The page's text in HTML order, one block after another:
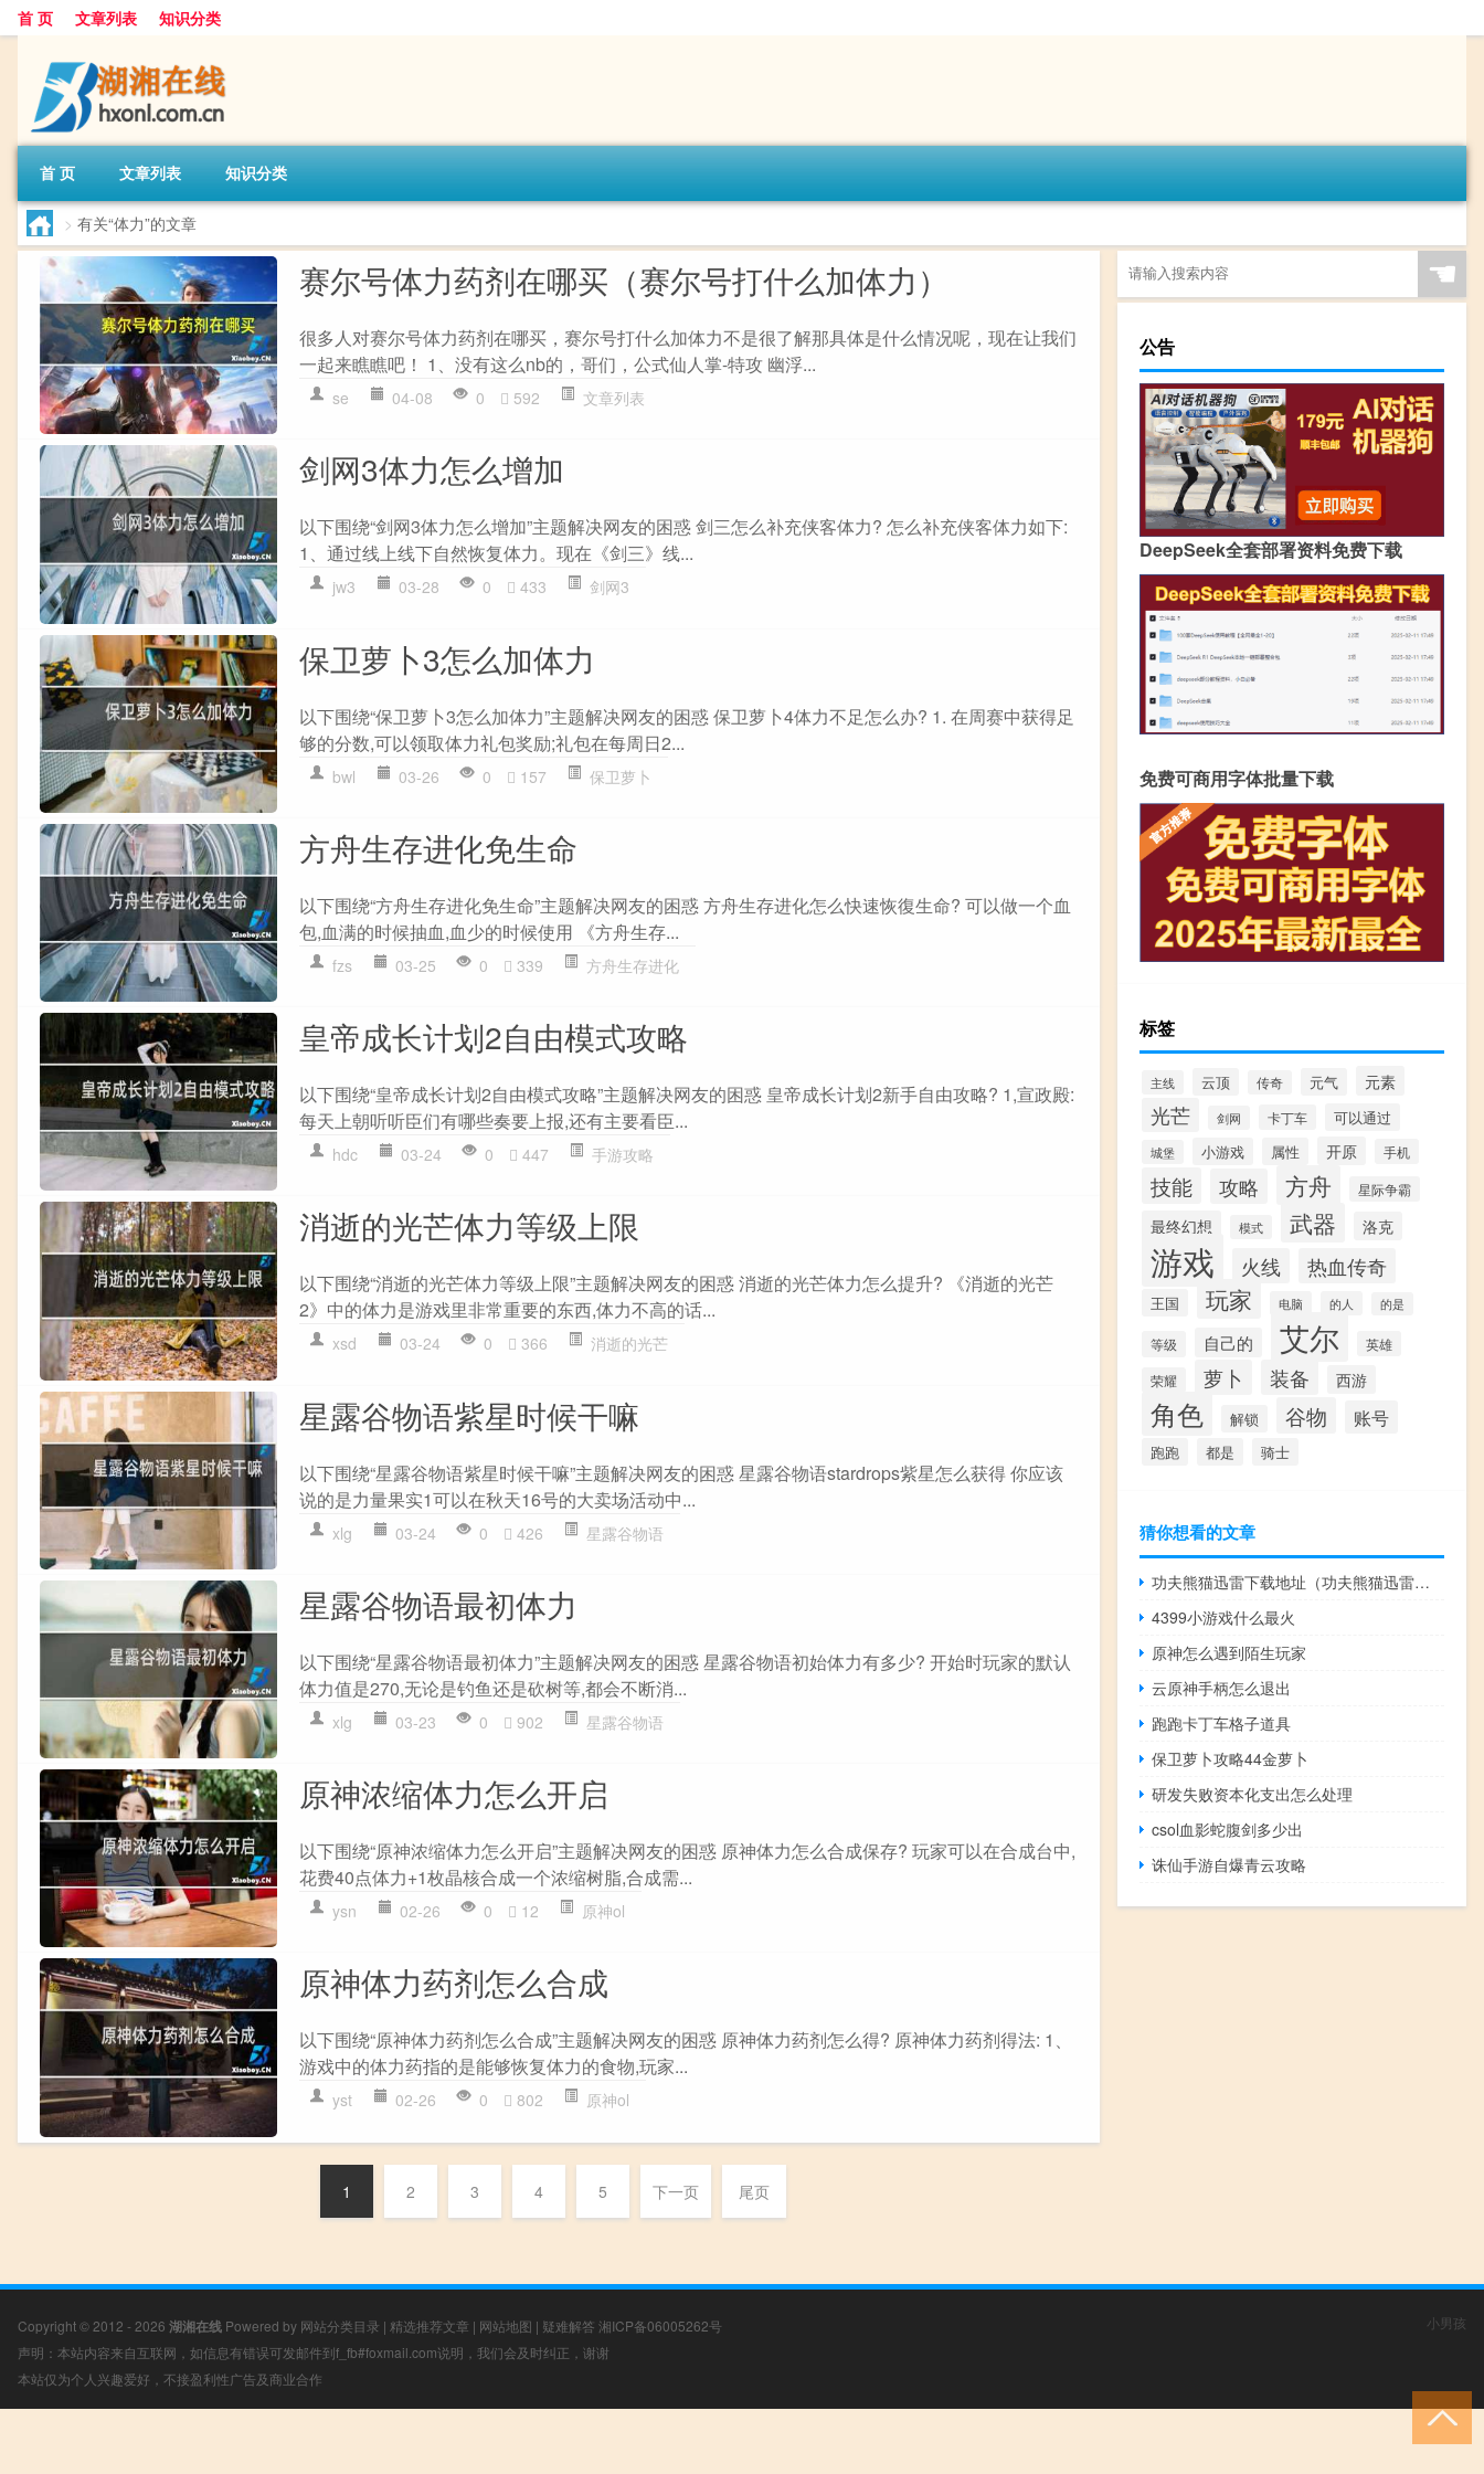
首 页 文章列表 知识分类
首 页 文章列表 知识分类
> 有关“体力”的文章
赛尔号体力药剂在哪买（赛尔号打什么加体力）
很多人对赛尔号体力药剂在哪买，赛尔号打什么加体力不是很了解那具体是什么情况呢，现在让我们
一起来瞧瞧吧！ 1、没有这么nb的，哥们，公式仙人掌-特攻 幽浮...
se 04-08 0 592 文章列表
剑网3体力怎么增加
以下围绕“剑网3体力怎么增加”主题解决网友的困惑 剑三怎么补充侠客体力? 怎么补充侠客体力如下:
1、通过线上线下自然恢复体力。现在《剑三》线...
jw3 03-28 0 433 剑网3
保卫萝卜3怎么加体力
以下围绕“保卫萝卜3怎么加体力”主题解决网友的困惑 保卫萝卜4体力不足怎么办? 1. 在周赛中获得足
够的分数,可以领取体力礼包奖励;礼包在每周日2...
bwl 03-26 0 157 保卫萝卜
方舟生存进化免生命
以下围绕“方舟生存进化免生命”主题解决网友的困惑 方舟生存进化怎么快速恢復生命? 可以做一个血
包,血满的时候抽血,血少的时候使用 《方舟生存...
fzs 03-25 0 339 方舟生存进化
皇帝成长计划2自由模式攻略
以下围绕“皇帝成长计划2自由模式攻略”主题解决网友的困惑 皇帝成长计划2新手自由攻略? 1,宣政殿:
每天上朝听听臣们有哪些奏要上报,还有主要看臣...
hdc 03-24 0 447 手游攻略
消逝的光芒体力等级上限
以下围绕“消逝的光芒体力等级上限”主题解决网友的困惑 消逝的光芒体力怎么提升? 《消逝的光芒
2》中的体力是游戏里非常重要的东西,体力不高的话...
xsd 03-24 0 366 消逝的光芒
星露谷物语紫星时候干嘛
以下围绕“星露谷物语紫星时候干嘛”主题解决网友的困惑 星露谷物语stardrops紫星怎么获得 你应该
说的是力量果实1可以在秋天16号的大卖场活动中...
xlg 03-24 0 426 星露谷物语
星露谷物语最初体力
以下围绕“星露谷物语最初体力”主题解决网友的困惑 星露谷物语初始体力有多少? 开始时玩家的默认
体力值是270,无论是钓鱼还是砍树等,都会不断消...
xlg 03-23 0 902 星露谷物语
原神浓缩体力怎么开启
以下围绕“原神浓缩体力怎么开启”主题解决网友的困惑 原神体力怎么合成保存? 玩家可以在合成台中,
花费40点体力+1枚晶核合成一个浓缩树脂,合成需...
ysn 02-26 0 12 原神ol
原神体力药剂怎么合成
以下围绕“原神体力药剂怎么合成”主题解决网友的困惑 原神体力药剂怎么得? 原神体力药剂得法: 1、
游戏中的体力药指的是能够恢复体力的食物,玩家...
yst 02-26 0 802 原神ol
1 2 3 4 5 下一页 尾页
☚
公告
DeepSeek全套部署资料免费下载
免费可商用字体批量下载
标签
主线 云顶 传奇 元气 元素
光芒 剑网 卡丁车 可以通过
城堡 小游戏 属性 开原 手机
技能 攻略 方舟 星际争霸
最终幻想 模式 武器 洛克
游戏 火线 热血传奇
王国 玩家 电脑 的人 的是
等级 自己的 艾尔
英雄
荣耀
萝卜 装备 西游
角色 解锁 谷物 账号
跑跑 都是 骑士
猜你想看的文章
功夫熊猫迅雷下载地址（功夫熊猫迅雷下载）
4399小游戏什么最火
原神怎么遇到陌生玩家
云原神手柄怎么退出
跑跑卡丁车格子道具
保卫萝卜攻略44金萝卜
研发失败资本化支出怎么处理
csol血影蛇腹剑多少出
诛仙手游自爆青云攻略
Copyright © 2012 - 2026 湖湘在线 Powered by 网站分类目录 | 精选推荐文章 | 网站地图 | 疑难解答 湘ICP备06005262号
声明：本站内容来自互联网，如信息有错误可发邮件到f_fb#foxmail.com说明，我们会及时纠正，谢谢
本站仅为个人兴趣爱好，不接盈利性广告及商业合作
小男孩